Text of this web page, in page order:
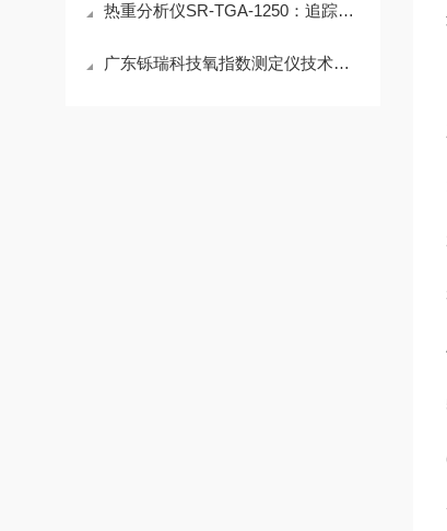
热重分析仪SR-TGA-1250：追踪材料重量变化的“热稳定性标尺”
广东铄瑞科技氧指数测定仪技术分析（2026版）——测控原理、系统架构与采购技术指标体系